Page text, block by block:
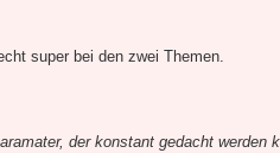
super bei den zwei Themen.
der konstant gedacht werden